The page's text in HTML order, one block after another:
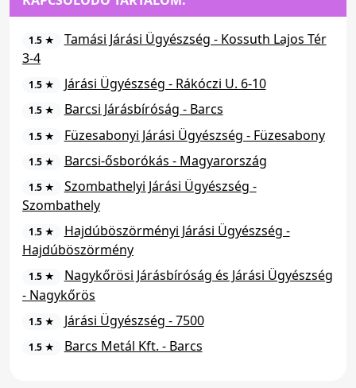
1.5 ★
Tamási Járási Ügyészség - Kossuth Lajos Tér
3-4
1.5 ★ Járási Ügyészség - Rákóczi U. 6-10
1.5 ★ Barcsi Járásbíróság - Barcs
1.5 ★ Füzesabonyi Járási Ügyészség - Füzesabony
1.5 ★ Barcsi-ősborókás - Magyarország
1.5 ★
Szombathelyi Járási Ügyészség -
Szombathely
1.5 ★
Hajdúböszörményi Járási Ügyészség -
Hajdúböszörmény
1.5 ★
Nagykőrösi Járásbíróság és Járási Ügyészség
- Nagykőrös
1.5 ★ Járási Ügyészség - 7500
1.5 ★ Barcs Metál Kft. - Barcs